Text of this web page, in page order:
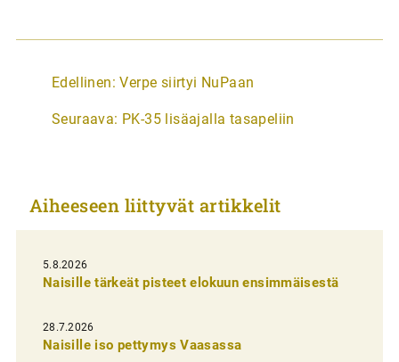
A
t
k
e
l
i
e
n
Edellinen: Verpe siirtyi NuPaan
Seuraava: PK-35 lisäajalla tasapeliin
Aiheeseen liittyvät artikkelit
5.8.2026
Naisille tärkeät pisteet elokuun ensimmäisestä
28.7.2026
Naisille iso pettymys Vaasassa